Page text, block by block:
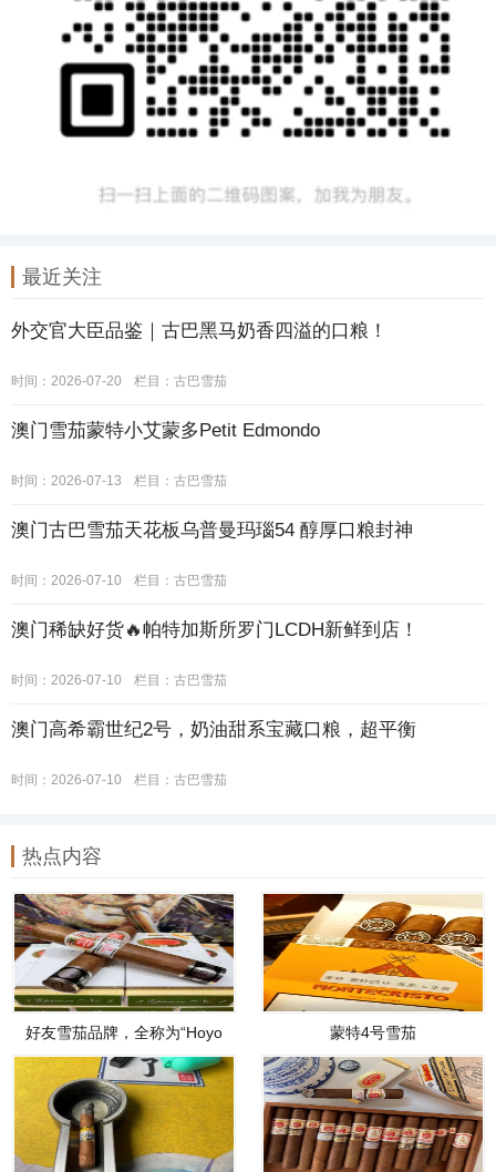
最近关注
外交官大臣品鉴｜古巴黑马奶香四溢的口粮！
时间：2026-07-20 栏目： 古巴雪茄
澳门雪茄蒙特小艾蒙多Petit Edmondo
时间：2026-07-13 栏目： 古巴雪茄
澳门古巴雪茄天花板乌普曼玛瑙54 醇厚口粮封神
时间：2026-07-10 栏目： 古巴雪茄
澳门稀缺好货🔥帕特加斯所罗门LCDH新鲜到店！
时间：2026-07-10 栏目： 古巴雪茄
澳门高希霸世纪2号，奶油甜系宝藏口粮，超平衡
时间：2026-07-10 栏目： 古巴雪茄
热点内容
好友雪茄品牌，全称为“Hoyo
蒙特4号雪茄